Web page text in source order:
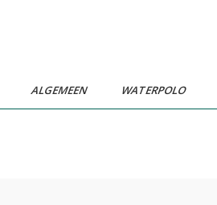
ALGEMEEN WATERPOLO